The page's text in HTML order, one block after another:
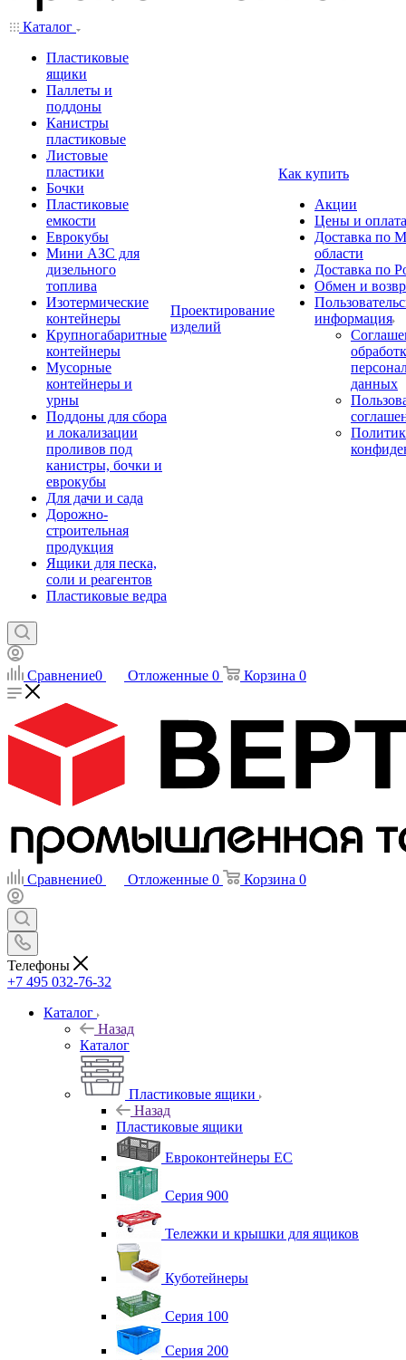
Каталог
Пластиковые
ящики
Паллеты и
поддоны
Канистры
пластиковые
Листовые
пластики
Бочки
Пластиковые
емкости
Еврокубы
Мини АЗС для
дизельного
топлива
Изотермические
контейнеры
Крупногабаритные
контейнеры
Мусорные
контейнеры и
урны
Поддоны для сбора
и локализации
проливов под
канистры, бочки и
еврокубы
Для дачи и сада
Дорожно-
строительная
продукция
Ящики для песка,
соли и реагентов
Пластиковые ведра
Проектирование
изделий
Как купить
Акции
Цены и оплата
Доставка по
области
Доставка по
Обмен и
информация
данных
Сравнение0 Отложенные 0 Корзина 0
Сравнение0 Отложенные 0 Корзина 0
Телефоны
+7 495 032-76-32
Каталог
Назад
Каталог
Пластиковые ящики
Назад
Пластиковые ящики
Евроконтейнеры ЕС
Серия 900
Тележки и крышки для ящиков
Куботейнеры
Серия 100
Серия 200